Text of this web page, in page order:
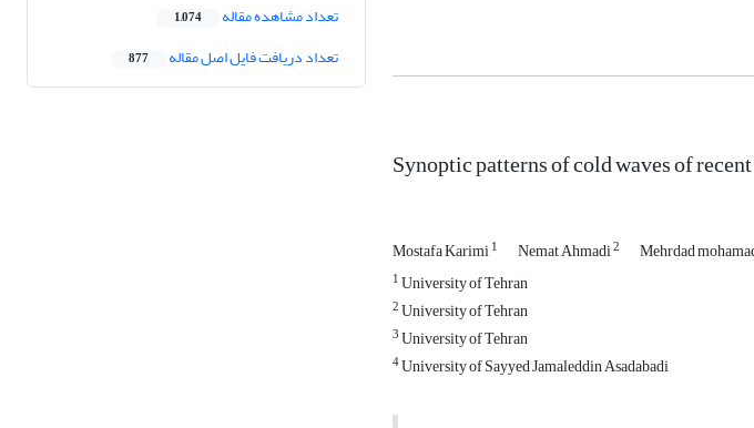
Synoptic patterns of cold waves of
Mostafa Karimi1 Nemat Ahmadi2 Mehrdad
1University of Tehran
2University of Tehran
3University of Tehran
4University of Sayyed Jamaleddin Asadabadi
تعداد مشاهده مقاله 1,074
تعداد دریافت فایل اصل مقاله 877